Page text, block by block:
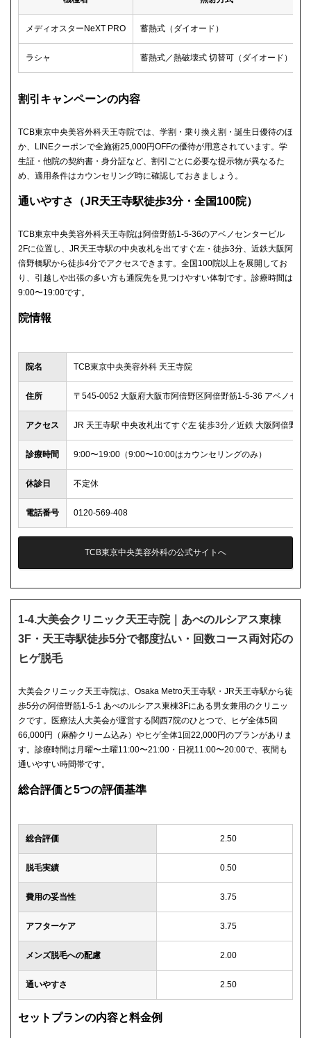
メディオスターNeXT PRO 蓄熱式（ダイオード）
ラシャ 蓄熱式／熱破壊式 切替可（ダイオード）
割引キャンペーンの内容
TCB東京中央美容外科天王寺院では、学割・乗り換え割・誕生日優待のほ
か、LINEクーポンで全施術25,000円OFFの優待が用意されています。学
生証・他院の契約書・身分証など、割引ごとに必要な提示物が異なるた
め、適用条件はカウンセリング時に確認しておきましょう。
通いやすさ（JR天王寺駅徒歩3分・全国100院）
TCB東京中央美容外科天王寺院は阿倍野筋1-5-36のアベノセンタービル
2Fに位置し、JR天王寺駅の中央改札を出てすぐ左・徒歩3分、近鉄大阪阿
倍野橋駅から徒歩4分でアクセスできます。全国100院以上を展開してお
り、引越しや出張の多い方も通院先を見つけやすい体制です。診療時間は
9:00〜19:00です。
院情報
院名 TCB東京中央美容外科 天王寺院
住所 〒545-0052 大阪府大阪市阿倍野区阿倍野筋1-5-36 アベノセン
アクセス JR 天王寺駅 中央改札出てすぐ左 徒歩3分／近鉄 大阪阿倍野橋
診療時間 9:00〜19:00（9:00〜10:00はカウンセリングのみ）
休診日 不定休
電話番号 0120-569-408
TCB東京中央美容外科の公式サイトへ
1-4.大美会クリニック天王寺院｜あべのルシアス東棟
3F・天王寺駅徒歩5分で都度払い・回数コース両対応の
ヒゲ脱毛
大美会クリニック天王寺院は、Osaka Metro天王寺駅・JR天王寺駅から徒
歩5分の阿倍野筋1-5-1 あべのルシアス東棟3Fにある男女兼用のクリニッ
クです。医療法人大美会が運営する関西7院のひとつで、ヒゲ全体5回
66,000円（麻酔クリーム込み）やヒゲ全体1回22,000円のプランがありま
す。診療時間は月曜〜土曜11:00〜21:00・日祝11:00〜20:00で、夜間も
通いやすい時間帯です。
総合評価と5つの評価基準
総合評価 2.50
脱毛実績 0.50
費用の妥当性 3.75
アフターケア 3.75
メンズ脱毛への配慮 2.00
通いやすさ 2.50
セットプランの内容と料金例